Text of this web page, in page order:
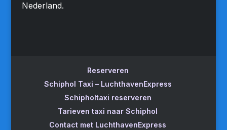
Nederland.
Reserveren
Schiphol Taxi – LuchthavenExpress
Schipholtaxi reserveren
Tarieven taxi naar Schiphol
Contact met LuchthavenExpress